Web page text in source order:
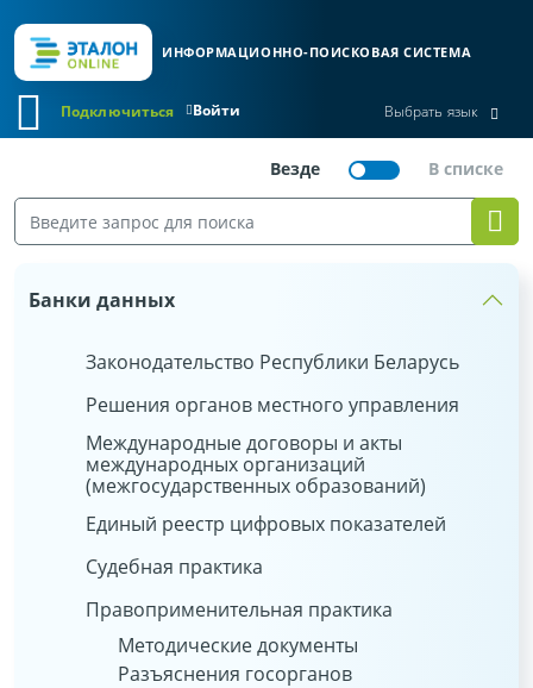
ИНФОРМАЦИОННО-ПОИСКОВАЯ СИСТЕМА
Войти
Подключиться Выбрать язык
Банки данных
Законодательство Республики Беларусь
Решения органов местного управления
Международные договоры и акты
международных организаций
(межгосударственных образований)
Единый реестр цифровых показателей
Судебная практика
Правоприменительная практика
Методические документы
Разъяснения госорганов